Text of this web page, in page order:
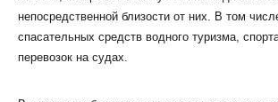
УСЛОВИЯ ИСПОЛЬЗОВАНИЯ ФАЙЛОВ
ПОЛЬЗОВАТЕЛЬСКОЕ СОГЛАШЕНИЕ
непосредственной близости от них. В том
спасательных средств водного туризма,
перевозок на судах.